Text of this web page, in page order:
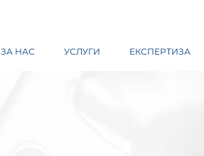
ЗА НАС УСЛУГИ ЕКСПЕРТИЗА